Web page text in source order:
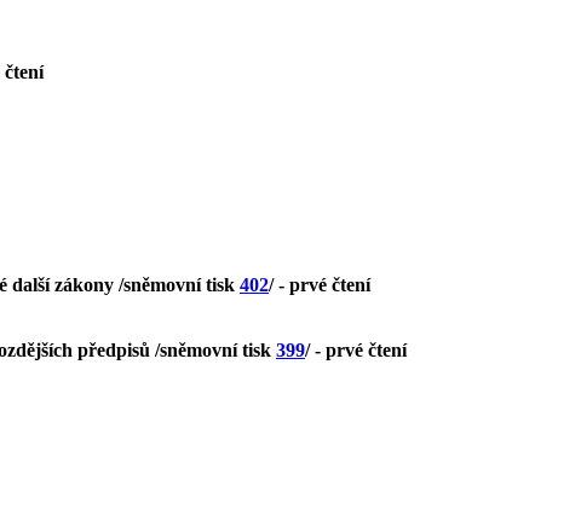
čtení
další zákony /sněmovní tisk 402/ - prvé čtení
předpisů /sněmovní tisk 399/ - prvé čtení